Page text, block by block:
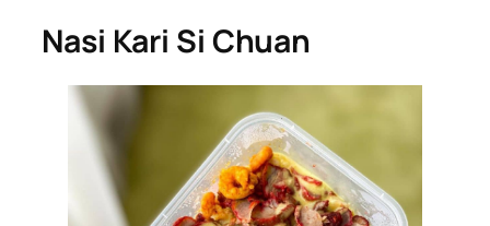
Nasi Kari Si Chuan